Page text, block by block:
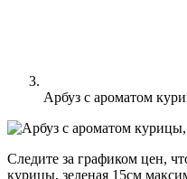
Арбуз с ароматом
Следите за графиком цен,
курицы, зеленая 15см